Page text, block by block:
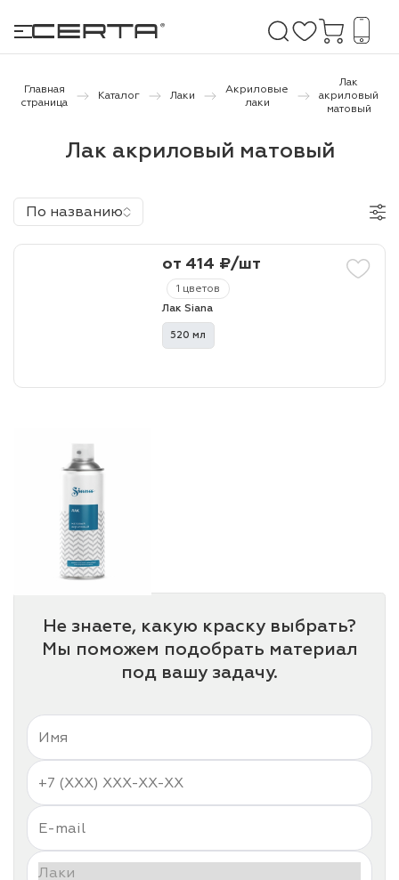
и эмали
Главная
страница
Каталог Лаки
Акриловые
лаки
Лак
акриловый
матовый
Лак акриловый матовый
По названию
1 цветов
от 414 ₽/шт
Лак Siana
520 мл
Не знаете, какую краску выбрать?
Мы поможем подобрать материал
под вашу задачу.